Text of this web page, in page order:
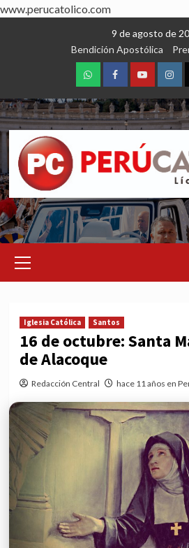
www.perucatolico.com
9 de agosto de
Bendición Apostólica
WhatsAppFacebookYoutube
Menu
Iglesia Católica Santos
16 de octubre: Santa
de Alacoque
Redacción Central hace 11 años en